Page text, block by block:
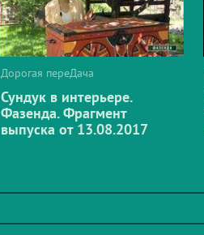
Дорогая переДача
Сундук в интерьере.
Фазенда. Фрагмент
выпуска от 13.08.2017